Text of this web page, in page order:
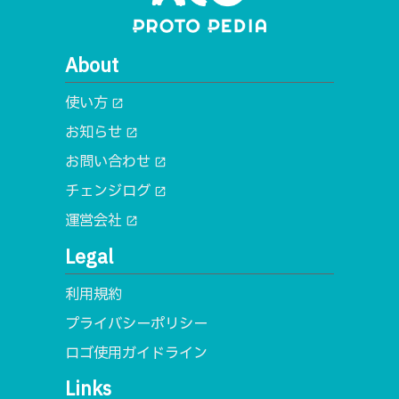
About
使い方 open_in_new
お知らせ open_in_new
お問い合わせ open_in_new
チェンジログ open_in_new
運営会社 open_in_new
Legal
利用規約
プライバシーポリシー
ロゴ使用ガイドライン
Links